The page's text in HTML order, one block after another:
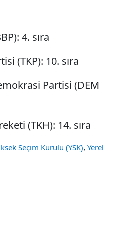
4. sıra
(TKP): 10. sıra
Partisi (DEM
(TKH): 14. sıra
Seçim Kurulu (YSK), Yerel